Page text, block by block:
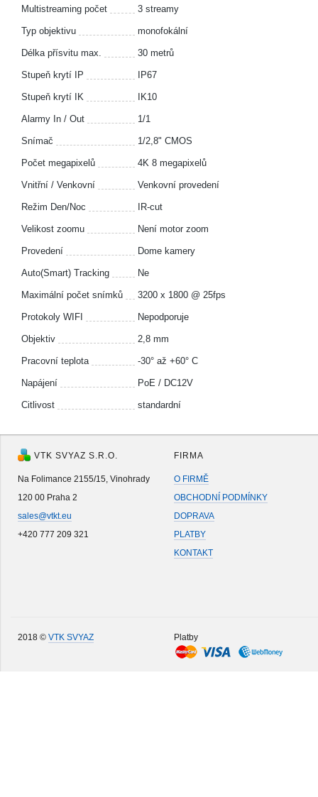
Multistreaming počet 3 streamy
Typ objektivu monofokální
Délka přísvitu max. 30 metrů
Stupeň krytí IP IP67
Stupeň krytí IK IK10
Alarmy In / Out 1/1
Snímač 1/2,8" CMOS
Počet megapixelů 4K 8 megapixelů
Vnitřní / Venkovní Venkovní provedení
Režim Den/Noc IR-cut
Velikost zoomu Není motor zoom
Provedení Dome kamery
Auto(Smart) Tracking Ne
Maximální počet snímků 3200 x 1800 @ 25fps
Protokoly WIFI Nepodporuje
Objektiv 2,8 mm
Pracovní teplota -30° až +60° C
Napájení PoE / DC12V
Citlivost standardní
VTK SVYAZ S.R.O.
Na Folimance 2155/15, Vinohrady
120 00 Praha 2
sales@vtkt.eu
+420 777 209 321
FIRMA
O FIRMĚ
OBCHODNÍ PODMÍNKY
DOPRAVA
PLATBY
KONTAKT
2018 © VTK SVYAZ Platby